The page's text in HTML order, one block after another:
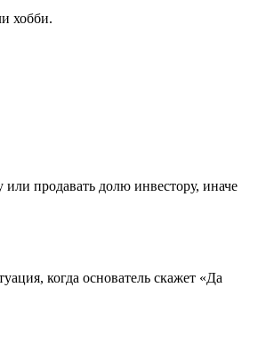
хобби.
или продавать долю инвестору, иначе
когда основатель скажет «Да